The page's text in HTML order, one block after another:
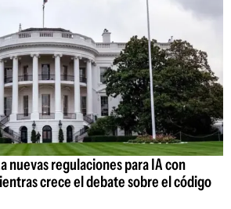
nuevas regulaciones para IA con
crece el debate sobre el código